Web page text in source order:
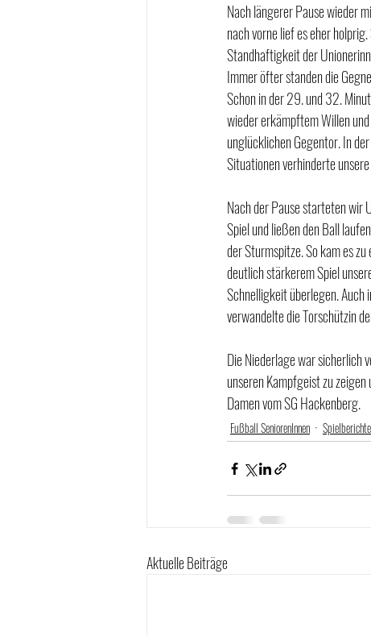
Nach längerer Pause wieder
nach vorne lief es eher
Standhaftigkeit der
Immer öfter standen die
Schon in der 29. und 32.
wieder erkämpftem Willen
unglücklichen Gegentor. In
Situationen verhinderte
Nach der Pause starteten wir
Spiel und ließen den Ball
der Sturmspitze. So kam es
deutlich stärkerem Spiel
Schnelligkeit überlegen. Auch
verwandelte die Torschützin
Die Niederlage war sicherlich
unseren Kampfgeist zu
Damen vom SG Hackenberg.
Fußball SeniorenInnen Spielberichte
Aktuelle Beiträge